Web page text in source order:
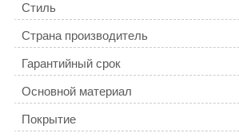
Стиль
Страна производитель
Гарантийный срок
Основной материал
Покрытие